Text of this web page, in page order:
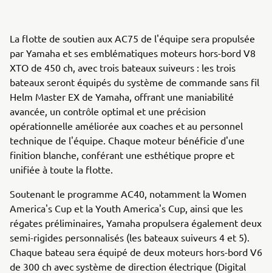
La flotte de soutien aux AC75 de l'équipe sera propulsée
par Yamaha et ses emblématiques moteurs hors-bord V8
XTO de 450 ch, avec trois bateaux suiveurs : les trois
bateaux seront équipés du système de commande sans fil
Helm Master EX de Yamaha, offrant une maniabilité
avancée, un contrôle optimal et une précision
opérationnelle améliorée aux coaches et au personnel
technique de l'équipe. Chaque moteur bénéficie d'une
finition blanche, conférant une esthétique propre et
unifiée à toute la flotte.
Soutenant le programme AC40, notamment la Women
America's Cup et la Youth America's Cup, ainsi que les
régates préliminaires, Yamaha propulsera également deux
semi-rigides personnalisés (les bateaux suiveurs 4 et 5).
Chaque bateau sera équipé de deux moteurs hors-bord V6
de 300 ch avec système de direction électrique (Digital